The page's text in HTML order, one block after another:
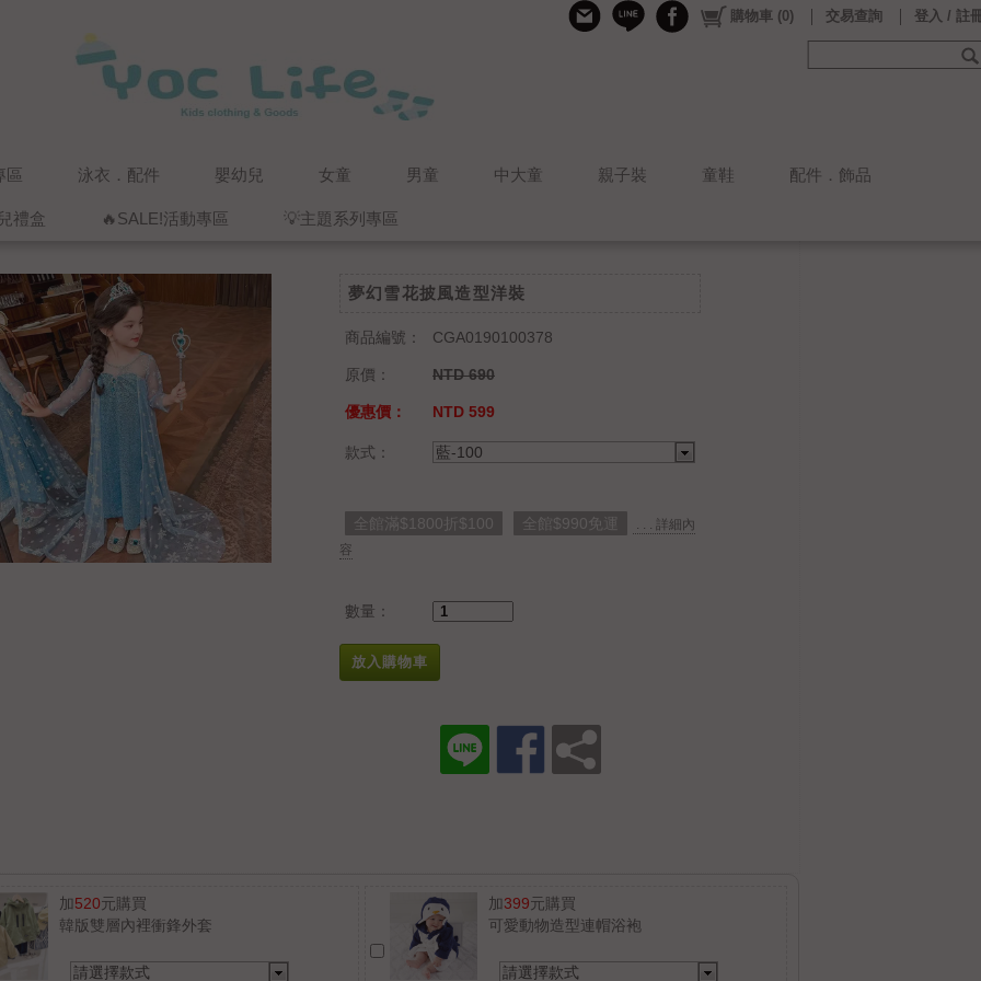
區 泳衣．配件 嬰幼兒 女童 男童 中大童 親子裝 童鞋 配件．飾品
禮盒 🔥SALE!活動專區 💡主題系列專區
購物車 (0) 交易查詢 登入 / 註
夢幻雪花披風造型洋裝
商品編號： CGA0190100378
原價： NTD 690
優惠價： NTD 599
款式： 藍-100
全館滿$1800折$100 全館$990免運
. . . 詳細內
容
數量：
放入購物車
加520元購買
韓版雙層內裡衝鋒外套
請選擇款式
加399元購買
可愛動物造型連帽浴袍
請選擇款式